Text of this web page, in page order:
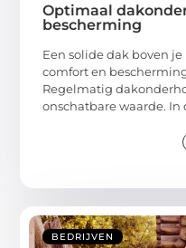
Optimaal
bescherming
Een solide dak boven
comfort en
Regelmatig
onschatbare waarde. In
BEDRIJVEN